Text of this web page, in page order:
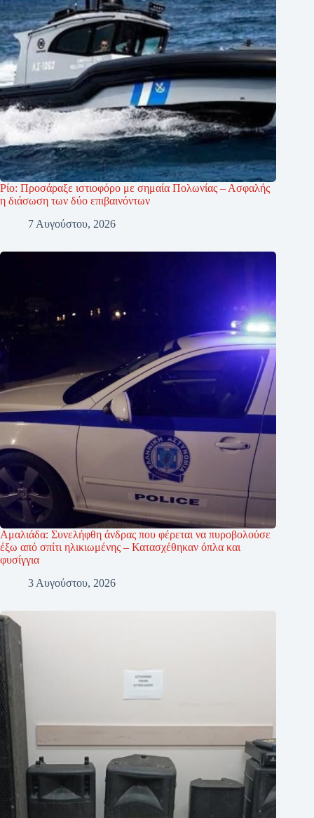
Ρίο: Προσάραξε ιστιοφόρο με σημαία Πολωνίας – Ασφαλής
η διάσωση των δύο επιβαινόντων
7 Αυγούστου, 2026
Αμαλιάδα: Συνελήφθη άνδρας που φέρεται να πυροβολούσε
έξω από σπίτι ηλικιωμένης – Κατασχέθηκαν όπλα και
φυσίγγια
3 Αυγούστου, 2026